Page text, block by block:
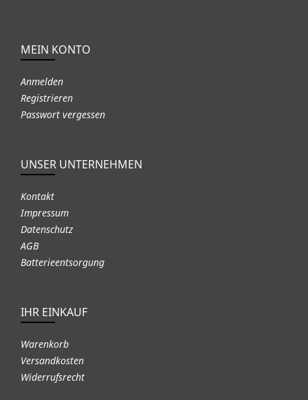
MEIN KONTO
Anmelden
Registrieren
Passwort vergessen
UNSER UNTERNEHMEN
Kontakt
Impressum
Datenschutz
AGB
Batterieentsorgung
IHR EINKAUF
Warenkorb
Versandkosten
Widerrufsrecht